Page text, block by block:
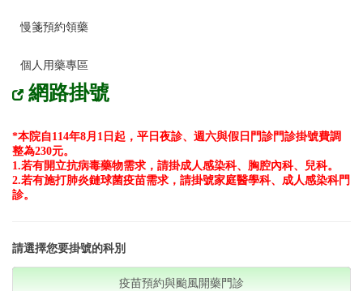
慢箋預約領藥
個人用藥專區
網路掛號
*本院自114年8月1日起，平日夜診、週六與假日門診門診掛號費調
整為230元。
1.若有開立抗病毒藥物需求，請掛成人感染科、胸腔內科、兒科。
2.若有施打肺炎鏈球菌疫苗需求，請掛號家庭醫學科、成人感染科門
診。
請選擇您要掛號的科別
疫苗預約與颱風開藥門診